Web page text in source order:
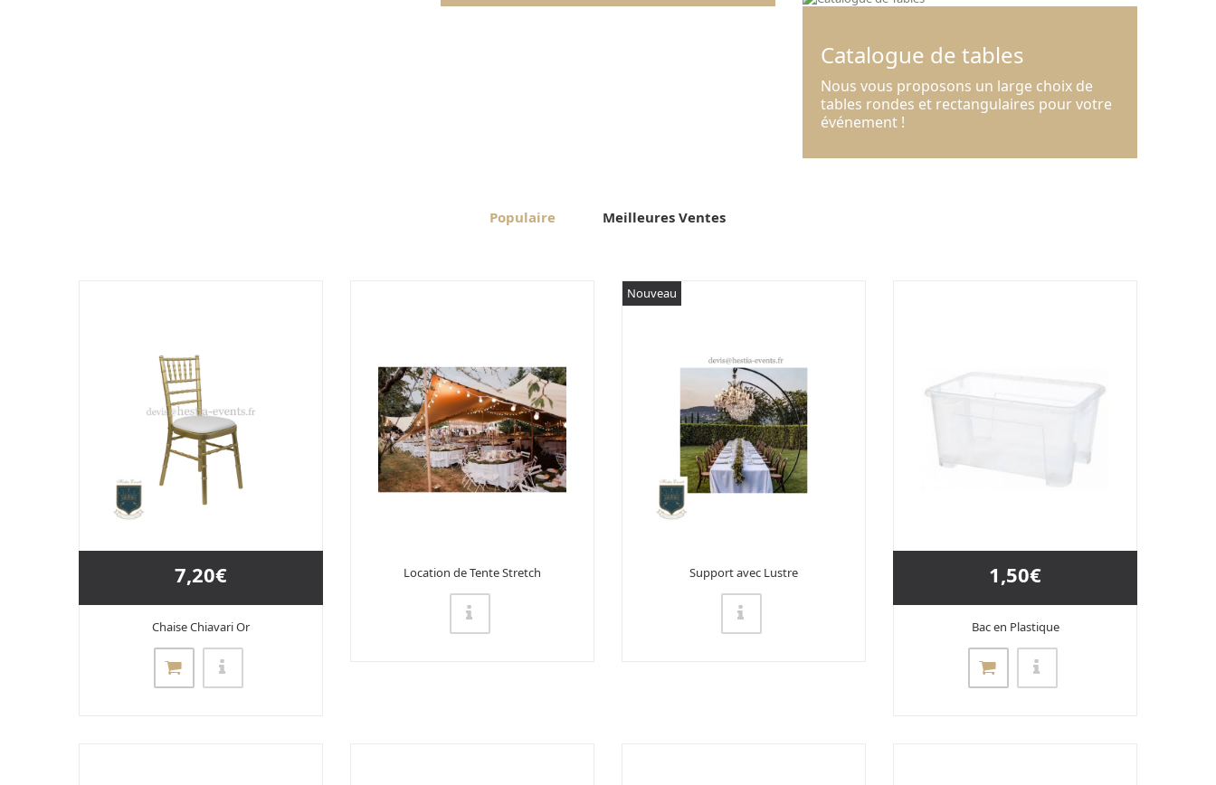
Catalogue de tables
Nous vous proposons un large choix de
tables rondes et rectangulaires pour votre
événement !
Populaire Meilleures Ventes
7,20€
Chaise Chiavari Or
Location de Tente Stretch
Nouveau
Support avec Lustre 1,50€
Bac en Plastique